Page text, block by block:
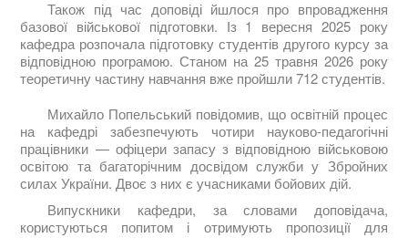
Також під час доповіді йшлося про впровадження
базової військової підготовки. Із 1 вересня 2025 року
кафедра розпочала підготовку студентів другого курсу за
відповідною програмою. Станом на 25 травня 2026 року
теоретичну частину навчання вже пройшли 712 студентів.
Михайло Попельський повідомив, що освітній процес
на кафедрі забезпечують чотири науково-педагогічні
працівники — офіцери запасу з відповідною військовою
освітою та багаторічним досвідом служби у Збройних
силах України. Двоє з них є учасниками бойових дій.
Випускники кафедри, за словами доповідача,
користуються попитом і отримують пропозиції для